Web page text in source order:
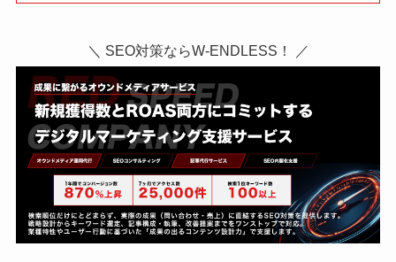
＼ SEO対策ならW-ENDLESS！ ／